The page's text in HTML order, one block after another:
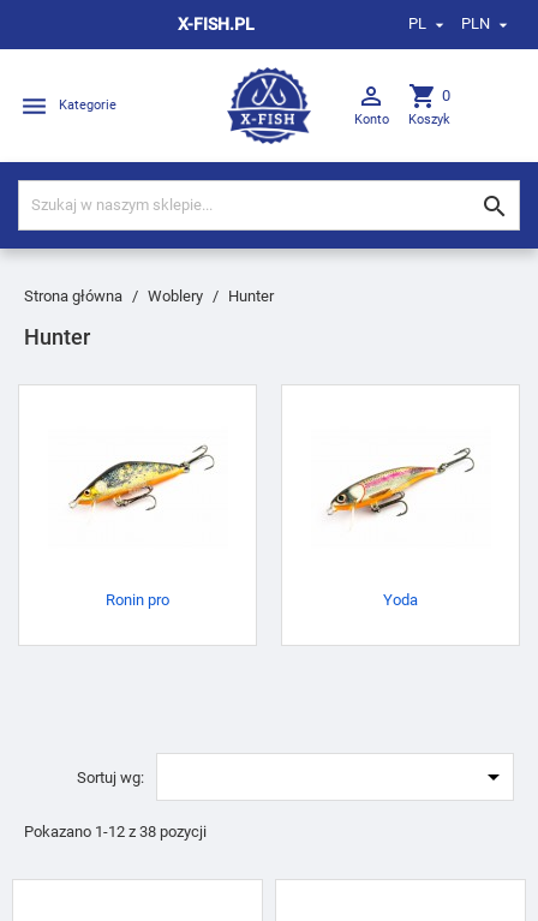
X-FISH.PL PL  PLN 
 Kategorie 
Konto
shopping_cart 0
Koszyk

Strona główna Woblery Hunter
Hunter
Ronin pro Yoda
Sortuj wg: 
Pokazano 1-12 z 38 pozycji